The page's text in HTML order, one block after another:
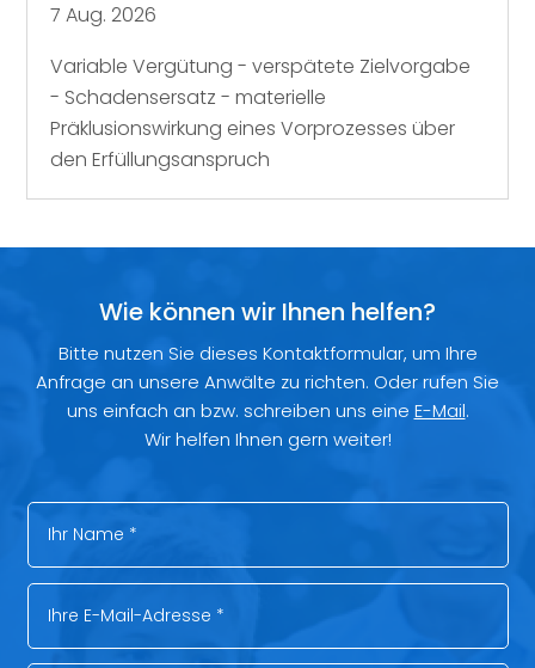
7 Aug. 2026
Variable Vergütung - verspätete Zielvorgabe
- Schadensersatz - materielle
Präklusionswirkung eines Vorprozesses über
den Erfüllungsanspruch
Wie können wir Ihnen helfen?
Bitte nutzen Sie dieses Kontaktformular, um Ihre
Anfrage an unsere Anwälte zu richten. Oder rufen Sie
uns einfach an bzw. schreiben uns eine E-Mail.
Wir helfen Ihnen gern weiter!